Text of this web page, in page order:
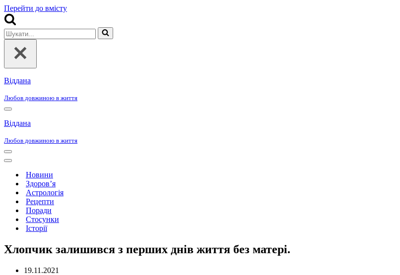
Перейти до вмісту
Шукати...
Віддана
Любов довжиною в життя
Меню
навігації
Віддана
Любов довжиною в життя
Меню
навігації
Меню
навігаціїНовини
Здоров’я
Астрологія
Рецепти
Поради
Стосунки
Історії
Хлопчик залишився з перших днів життя без матері.
19.11.2021